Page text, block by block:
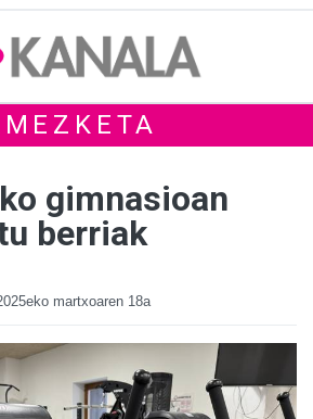
gimnasioan
berriak
martxoaren 18a